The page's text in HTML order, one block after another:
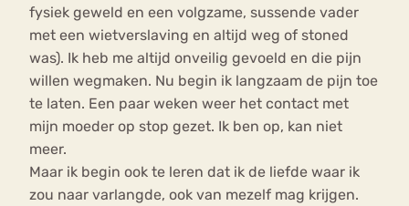
fysiek geweld en een volgzame, sussende vader
met een wietverslaving en altijd weg of stoned
was). Ik heb me altijd onveilig gevoeld en die pijn
willen wegmaken. Nu begin ik langzaam de pijn toe
te laten. Een paar weken weer het contact met
mijn moeder op stop gezet. Ik ben op, kan niet
meer.
Maar ik begin ook te leren dat ik de liefde waar ik
zou naar varlangde, ook van mezelf mag krijgen.